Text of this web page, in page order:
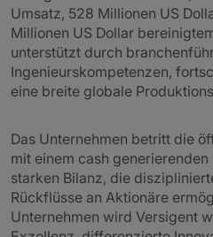
Umsatz, 528 Millionen US
Millionen US Dollar
unterstützt durch
Ingenieurskompetenzen,
eine breite globale
Das Unternehmen betritt die
mit einem cash
starken Bilanz, die
Rückflüsse an Aktionäre
Unternehmen wird Versigent